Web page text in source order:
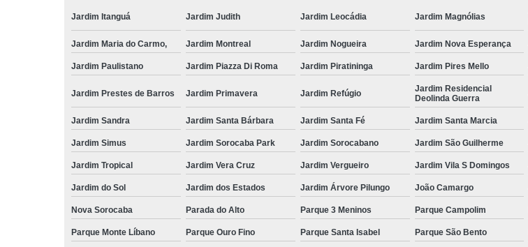
Jardim Itanguá Jardim Judith Jardim Leocádia Jardim Magnólias
Jardim Maria do Carmo, Jardim Montreal Jardim Nogueira Jardim Nova Esperança
Jardim Paulistano Jardim Piazza Di Roma Jardim Piratininga Jardim Pires Mello
Jardim Prestes de Barros Jardim Primavera Jardim Refúgio
Jardim Residencial
Deolinda Guerra
Jardim Sandra Jardim Santa Bárbara Jardim Santa Fé Jardim Santa Marcia
Jardim Simus Jardim Sorocaba Park Jardim Sorocabano Jardim São Guilherme
Jardim Tropical Jardim Vera Cruz Jardim Vergueiro Jardim Vila S Domingos
Jardim do Sol Jardim dos Estados Jardim Árvore Pilungo João Camargo
Nova Sorocaba Parada do Alto Parque 3 Meninos Parque Campolim
Parque Monte Líbano Parque Ouro Fino Parque Santa Isabel Parque São Bento